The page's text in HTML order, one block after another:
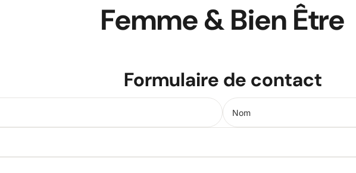
Femme & Bien Être
Formulaire de contact
Nom